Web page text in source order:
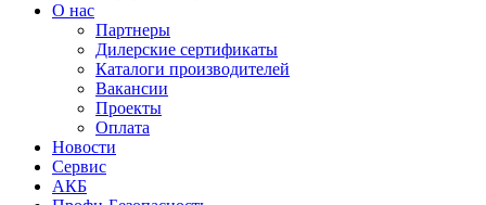
О нас
Партнеры
Дилерские сертификаты
Каталоги производителей
Вакансии
Проекты
Оплата
Новости
Сервис
АКБ